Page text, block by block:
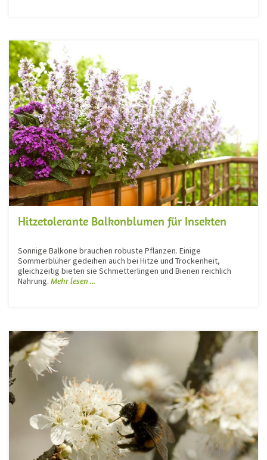
Hitzetolerante Balkonblumen für Insekten
Sonnige Balkone brauchen robuste Pflanzen. Einige
Sommerblüher gedeihen auch bei Hitze und Trockenheit,
gleichzeitig bieten sie Schmetterlingen und Bienen reichlich
Nahrung. Mehr lesen ...